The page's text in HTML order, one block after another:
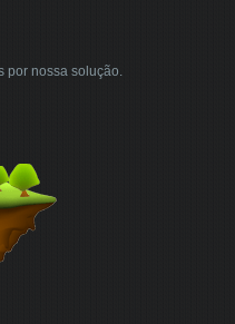
por nossa solução.